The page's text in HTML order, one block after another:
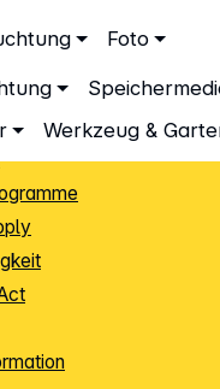
Foto
Werkzeug &